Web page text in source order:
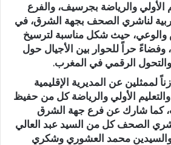
الأولي والرياضة بجرسيف، والفرع
لناشري الصحف بجهة الشرق، في
والوعي، حيث شكل مناسبة لترسيخ
وفضاءً حراً للحوار بين الأجيال حول
الرقمي في المغرب.
لممثلين عن المديرية الإقليمية
والتعليم الأولي والرياضة كل من حفيظ
كما شارك عن فرع جهة الشرق
الصحف كل من السيد عبد العالي
والسيدين محمد العشوري وشكري